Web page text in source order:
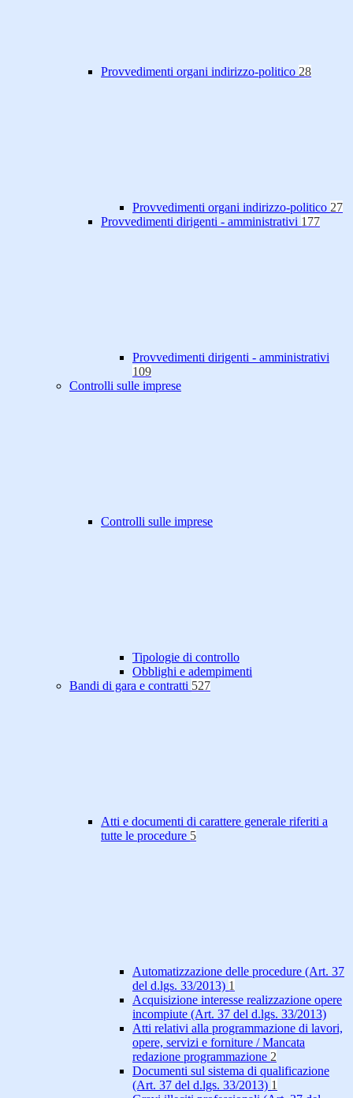
Provvedimenti organi indirizzo-politico 28
Provvedimenti organi indirizzo-politico 27
Provvedimenti dirigenti - amministrativi 177
Provvedimenti dirigenti - amministrativi
109
Controlli sulle imprese
Controlli sulle imprese
Tipologie di controllo
Obblighi e adempimenti
Bandi di gara e contratti 527
Atti e documenti di carattere generale riferiti a
tutte le procedure 5
Automatizzazione delle procedure (Art. 37
del d.lgs. 33/2013) 1
Acquisizione interesse realizzazione opere
incompiute (Art. 37 del d.lgs. 33/2013)
Atti relativi alla programmazione di lavori,
opere, servizi e forniture / Mancata
redazione programmazione 2
Documenti sul sistema di qualificazione
(Art. 37 del d.lgs. 33/2013) 1